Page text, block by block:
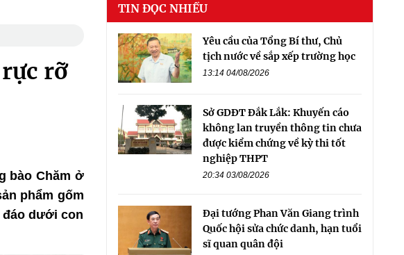
rỡ
bào Chăm ở
phẩm gốm
đáo dưới con
TIN ĐỌC NHIỀU
Yêu cầu của Tổng Bí thư, Chủ
tịch nước về sắp xếp trường học
13:14 04/08/2026
Sở GDĐT Đắk Lắk: Khuyến cáo
không lan truyền thông tin chưa
được kiểm chứng về kỳ thi tốt
nghiệp THPT
20:34 03/08/2026
Đại tướng Phan Văn Giang trình
Quốc hội sửa chức danh, hạn tuổi
sĩ quan quân đội